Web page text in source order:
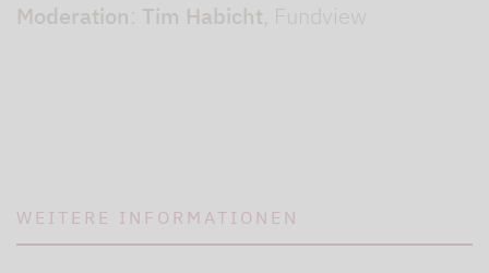
Moderation Tim Habicht, Fundview
WEITERE INFORMATIONEN